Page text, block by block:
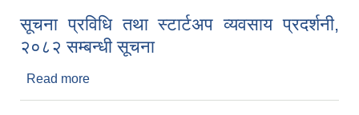
सूचना प्रविधि तथा स्टार्टअप व्यवसाय प्रदर्शनी,
२०८२ सम्बन्धी सूचना
Read more